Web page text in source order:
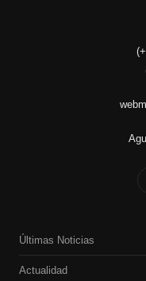
Últimas Noticias
Actualidad